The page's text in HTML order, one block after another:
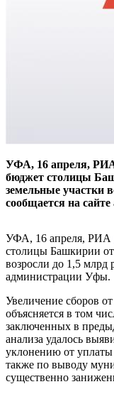
УФА, 16 апреля,
бюджет столицы
земельные участки
сообщается на
УФА, 16 апреля, РИА
столицы Башкирии от
возросли до 1,5 млрд
администрации Уфы.
Увеличение сборов
объясняется в том
заключенных в
анализа удалось
уклонению от уплаты
также по выводу
существенно